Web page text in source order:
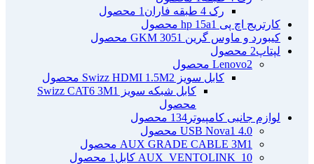
رک 4 طبقه فاران
1 محصول
کارتریج اچ پی hp 15a 1 محصول
کیبورد و ماوس گرین GKM 305 1 محصول
لپتاپ2 محصول
Lenovo2 محصول
کابل سویز Swizz HDMI 1.5M 2 محصول
کابل شبکه سویز Swizz CAT6 3M
1
محصول
لوازم جانبی کامپیوتر 134 محصول
4.0 USB Nova 1 محصول
AUX GRADE CABLE 3M1 محصول
AUX_VENTOLINK_10 کابل
1 محصول